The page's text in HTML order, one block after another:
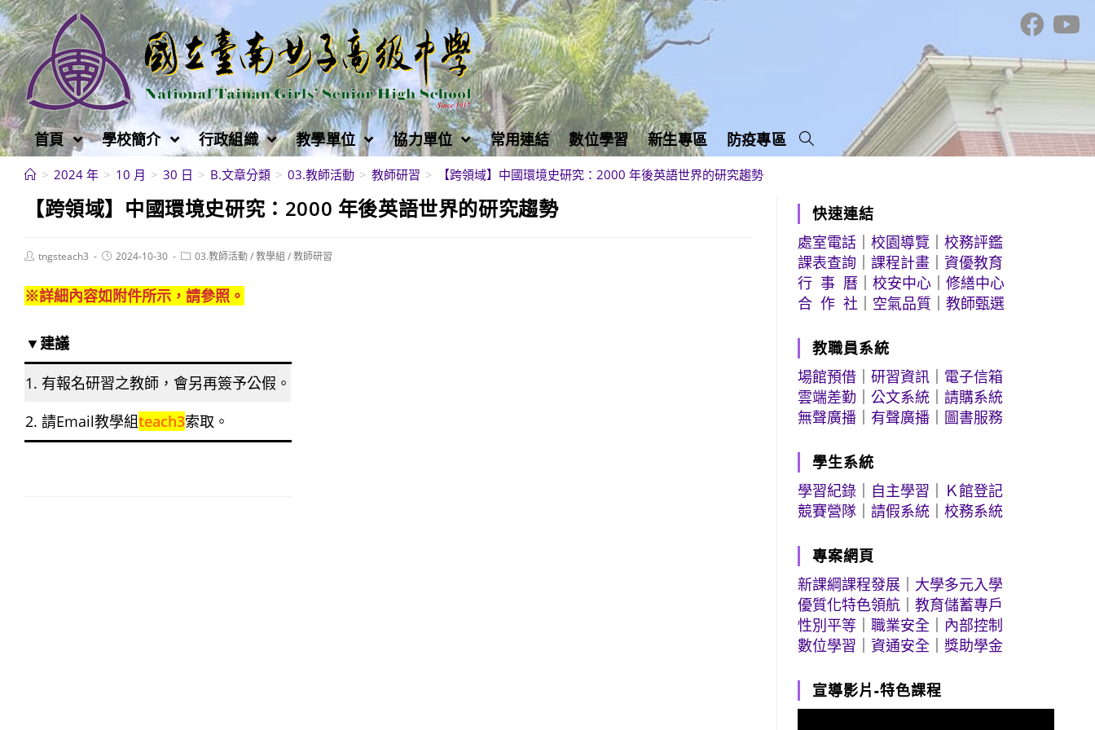
跳
轉
至
主
要
內
容
首頁 學校簡介 行政組織 教學單位 協力單位 常用連結 數位學習 新生專區 防疫專區
> 2024 年 > 10 月 > 30 日 > B.文章分類 > 03.教師活動 > 教師研習 > 【跨領域】中國環境史研究：2000 年後英語世界的研究趨勢
【跨領域】中國環境史研究：2000 年後英語世界的研究趨勢
Posttngsteach3
Post2024-10-30
Post03.教師活動/教學組 /教師研習
※詳細內容如附件所示，請參照。
▼建議
1. 有報名研習之教師，會另再簽予公假。
2. 請Email教學組teach3索取。
快速連結
處室電話 ｜校園導覽 ｜校務評鑑
課表查詢 ｜課程計畫 ｜資優教育
行 事 曆 ｜校安中心 ｜修繕中心
合 作 社
空氣品質 ｜教師甄選
教職員系統
場館預借 ｜研習資訊
電子信箱
雲端差勤 ｜公文系統 ｜請購系統
無聲廣播
有聲廣播 圖書服務
學生系統
學習紀錄
自主學習
Ｋ館登記
競賽營隊 ｜請假系統 ｜校務系統
專案網頁
新課綱課程發展
大學多元入學
優質化特色領航 ｜教育儲蓄專戶
性別平等 ｜職業安全
內部控制
數位學習 ｜資通安全 ｜獎助學金
宣導影片-特色課程